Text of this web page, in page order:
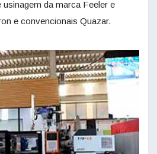
da marca Feeler e
e convencionais Quazar.